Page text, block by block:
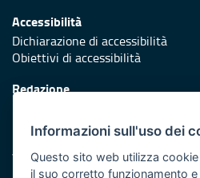
Accessibilità
Dichiarazione di accessibilità
Obiettivi di accessibilità
Redazione
Protezione civile
Vai al sito di Protezione Civile
Informazioni sull'uso dei
Questo sito web utilizza
il suo corretto funzionamento